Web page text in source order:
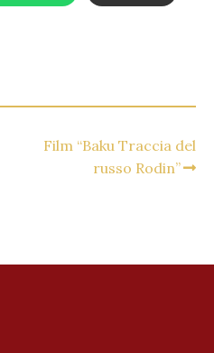
Film “Baku Traccia del
russo Rodin”